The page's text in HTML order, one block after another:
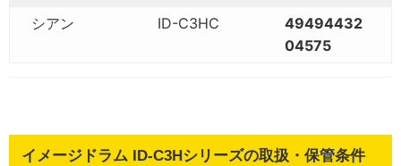
シアン
ID-C3HC
49494432
04575
イメージドラム ID-C3Hシリーズの取扱・保管条件